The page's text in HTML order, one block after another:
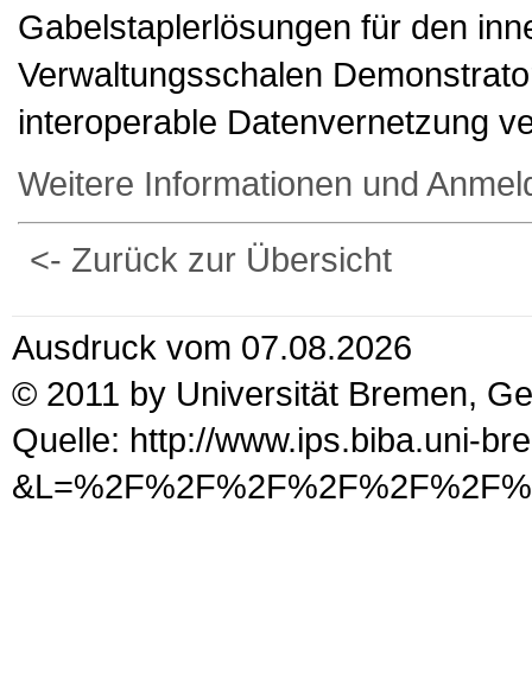
Gabelstaplerlösungen für den
Verwaltungsschalen
interoperable Datenvernetzung
Weitere Informationen und
<- Zurück zur Übersicht
Ausdruck vom 07.08.2026
© 2011 by Universität Bremen,
Quelle: http://www.ips.biba.uni-